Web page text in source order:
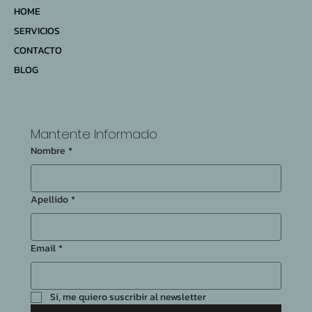
HOME
SERVICIOS
CONTACTO
BLOG
Mantente Informado
Nombre *
Apellido*
Email*
Si, me quiero suscribir al newsletter